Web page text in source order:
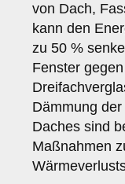
von Dach,
kann den
zu 50 %
Fenster
Dämmung
Daches sind
Maßnahmen